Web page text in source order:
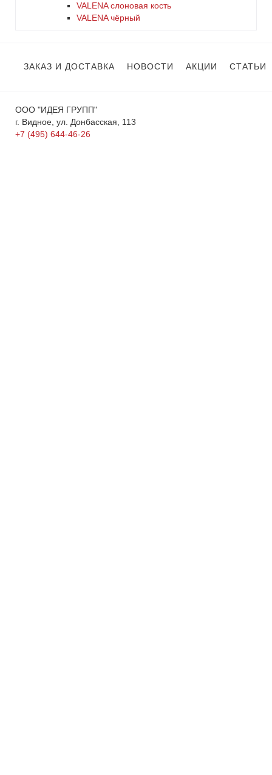
VALENA слоновая кость
VALENA чёрный
ЗАКАЗ И ДОСТАВКА НОВОСТИ АКЦИИ СТАТЬИ
ООО "ИДЕЯ ГРУПП"
г. Видное, ул. Донбасская, 113
+7 (495) 644-46-26